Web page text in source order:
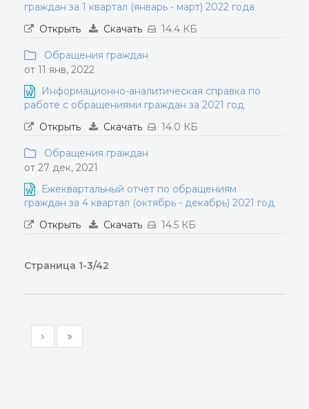
граждан за 1 квартал (январь - март) 2022 года
Открыть
Скачать 14.4 КБ
Обращения граждан
от 11 янв, 2022
Информационно-аналитическая справка по
работе с обращениями граждан за 2021 год
Открыть
Скачать 14.0 КБ
Обращения граждан
от 27 дек, 2021
Ежеквартальный отчет по обращениям
граждан за 4 квартал (октябрь - декабрь) 2021 год
Открыть
Скачать 14.5 КБ
Страница 1-3/42